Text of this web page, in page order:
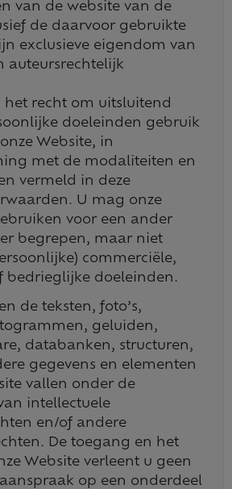
van de website van de
de daarvoor gebruikte
exclusieve eigendom van
auteursrechtelijk
het recht om uitsluitend
doeleinden gebruik
Website, in
met de modaliteiten en
vermeld in deze
U mag onze
voor een ander
begrepen, maar niet
commerciële,
bedrieglijke doeleinden.
de teksten, foto’s,
geluiden,
databanken, structuren,
gegevens en elementen
vallen onder de
intellectuele
en/of andere
De toegang en het
Website verleent u geen
op een onderdeel